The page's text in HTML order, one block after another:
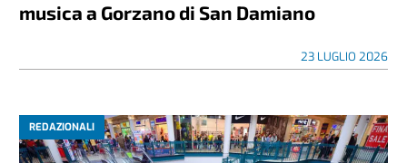
musica a Gorzano di San Damiano
23 LUGLIO 2026
REDAZIONALI